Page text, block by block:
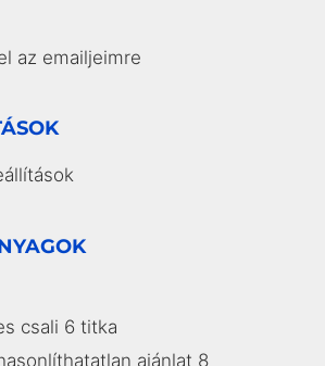
az emailjeimre
csali 6 titka
ajánlat 8